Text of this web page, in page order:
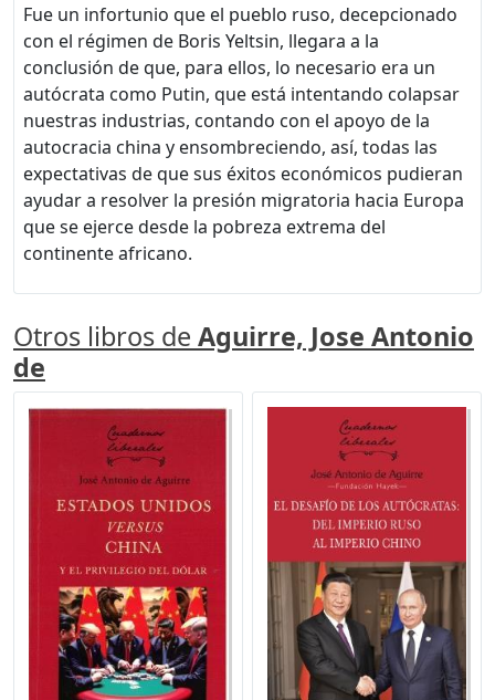
Fue un infortunio que el pueblo ruso, decepcionado
con el régimen de Boris Yeltsin, llegara a la
conclusión de que, para ellos, lo necesario era un
autócrata como Putin, que está intentando colapsar
nuestras industrias, contando con el apoyo de la
autocracia china y ensombreciendo, así, todas las
expectativas de que sus éxitos económicos pudieran
ayudar a resolver la presión migratoria hacia Europa
que se ejerce desde la pobreza extrema del
continente africano.
Otros libros de Aguirre, Jose Antonio
de